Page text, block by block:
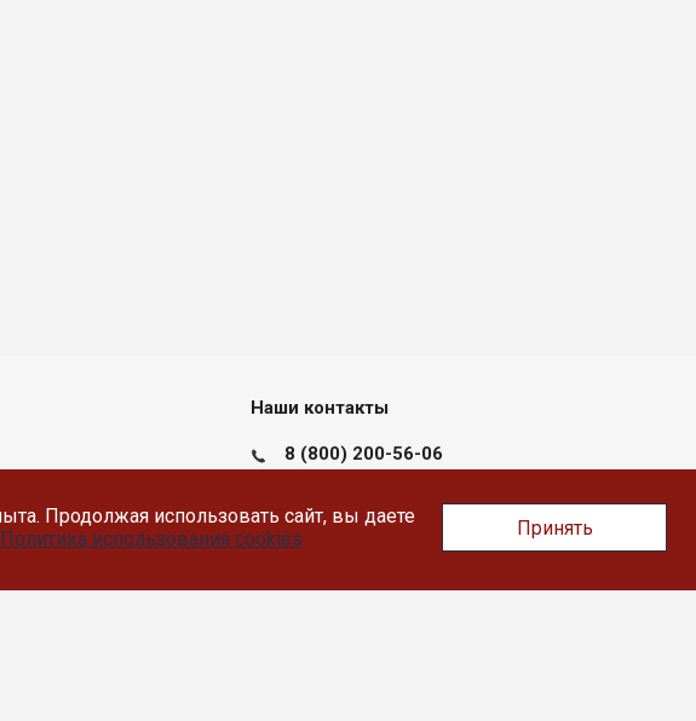
Продолжая использовать сайт, вы даете
Политика использования cookies Принять
Наши контакты
8 (800) 200-56-06
Тверь, Докучаева 36, помещение XII